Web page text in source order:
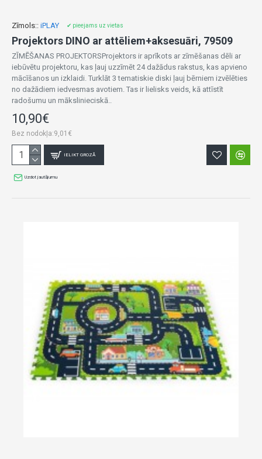
Zīmols:: iPLAY ✔ pieejams uz vietas
Projektors DINO ar attēliem+aksesuāri, 79509
ZĪMĒŠANAS PROJEKTORSProjektors ir aprīkots ar zīmēšanas dēli ar
iebūvētu projektoru, kas ļauj uzzīmēt 24 dažādus rakstus, kas apvieno
mācīšanos un izklaidi. Turklāt 3 tematiskie diski ļauj bērniem izvēlēties
no dažādiem iedvesmas avotiem. Tas ir lielisks veids, kā attīstīt
radošumu un mākslinieciskā..
10,90€
Bez nodokļa:9,01€
IELIKT GROZĀ
Uzdot jautājumu